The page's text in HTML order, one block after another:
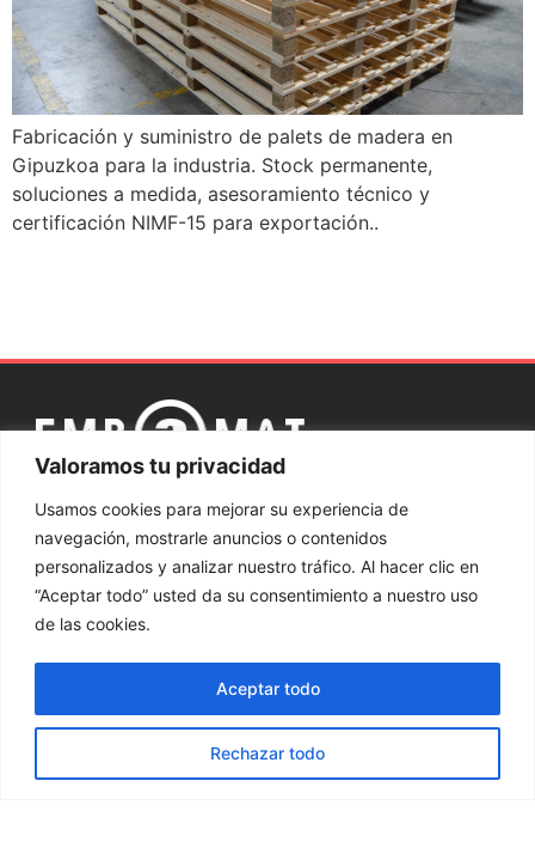
Valoramos tu privacidad
Usamos cookies para mejorar su experiencia de
navegación, mostrarle anuncios o contenidos
personalizados y analizar nuestro tráfico. Al hacer clic en
“Aceptar todo” usted da su consentimiento a nuestro uso
de las cookies.
Rechazar todo
Aceptar todo
Fabricación y suministro de palets de madera en
Gipuzkoa para la industria. Stock permanente,
soluciones a medida, asesoramiento técnico y
certificación NIMF-15 para exportación..
legal de
cookies
privacidad
de Información
Contacta con nosotros
937 002 750
Productos